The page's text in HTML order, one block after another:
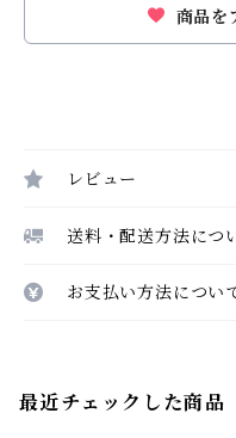
商品を
レビュー
送料・配送方法につ
お支払い方法につい
最近チェックした商品